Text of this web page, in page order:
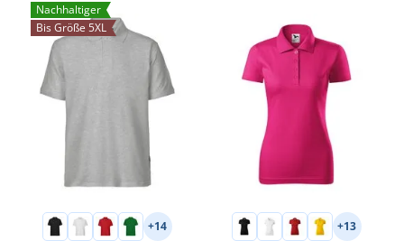
Nachhaltiger
Bis Größe 5XL
+14 +13